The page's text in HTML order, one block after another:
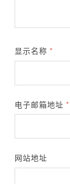
显示名称 *
电子邮箱地址 *
网站地址